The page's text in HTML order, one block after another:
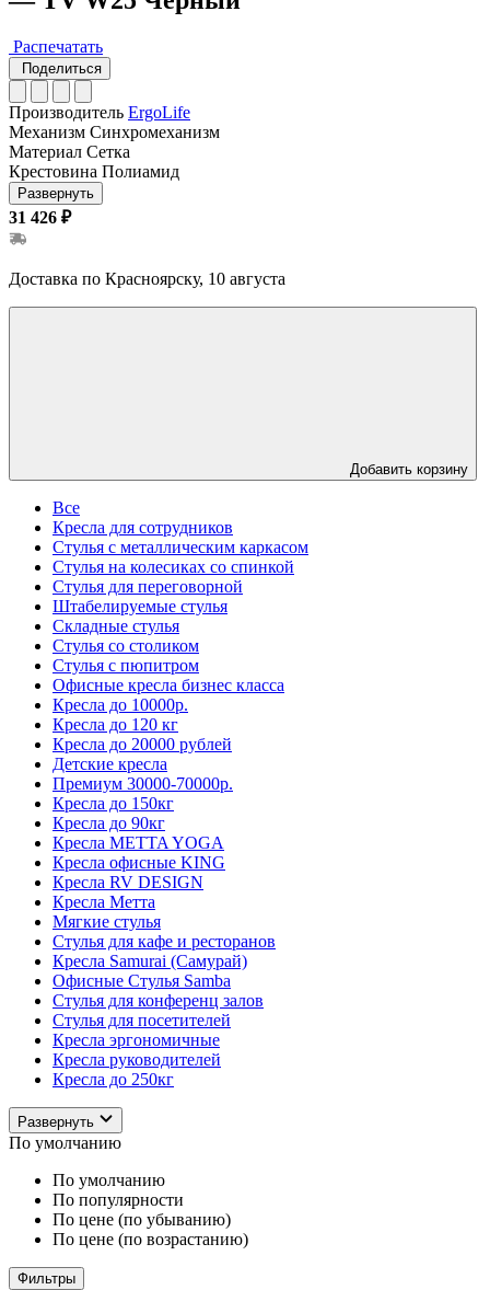
Распечатать
Поделиться
Производитель ErgoLife
Механизм Синхромеханизм
Материал Сетка
Крестовина Полиамид
Развернуть
31 426 ₽
Доставка по Красноярску, 10 августа
Добавить корзину
Все
Кресла для сотрудников
Стулья с металлическим каркасом
Стулья на колесиках со спинкой
Стулья для переговорной
Штабелируемые стулья
Складные стулья
Стулья со столиком
Стулья с пюпитром
Офисные кресла бизнес класса
Кресла до 10000р.
Кресла до 120 кг
Кресла до 20000 рублей
Детские кресла
Премиум 30000-70000р.
Кресла до 150кг
Кресла до 90кг
Кресла METTA YOGA
Кресла офисные KING
Кресла RV DESIGN
Кресла Метта
Мягкие стулья
Стулья для кафе и ресторанов
Кресла Samurai (Самурай)
Офисные Стулья Samba
Стулья для конференц залов
Стулья для посетителей
Кресла эргономичные
Кресла руководителей
Кресла до 250кг
Развернуть
По умолчанию
По умолчанию
По популярности
По цене (по убыванию)
По цене (по возрастанию)
Фильтры